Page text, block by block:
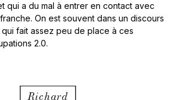
qui a du mal à entrer en contact avec
On est souvent dans un discours
fait assez peu de place à ces
2.0.